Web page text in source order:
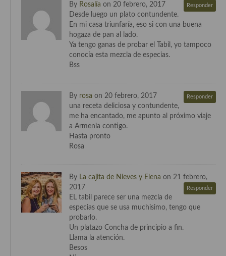
By Rosalía on 20 febrero, 2017 Responder
Desde luego un plato contundente.
En mi casa triunfaría, eso si con una buena
hogaza de pan al lado.
Ya tengo ganas de probar el Tabil, yo tampoco
conocía esta mezcla de especias.
Bss
By rosa on 20 febrero, 2017 Responder
una receta deliciosa y contundente,
me ha encantado, me apunto al próximo viaje
a Armenia contigo.
Hasta pronto
Rosa
By La cajita de Nieves y Elena on 21 febrero,
2017
Responder
EL tabil parece ser una mezcla de
especias que se usa muchisimo, tengo que
probarlo.
Un platazo Concha de principio a fin.
Llama la atención.
Besos